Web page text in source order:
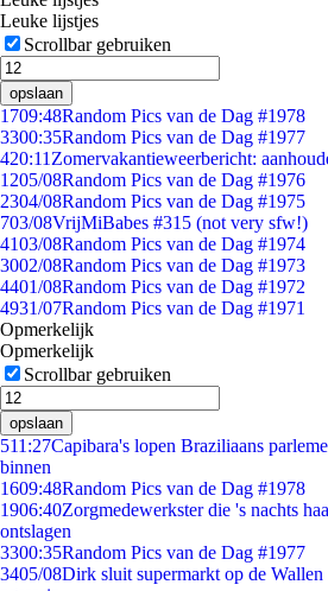
Leuke lijstjes
Scrollbar gebruiken
opslaan
1709:48Random Pics van de Dag #1978
3300:35Random Pics van de Dag #1977
420:11 Zomervakantieweerbericht:
1205/08Random Pics van de Dag #1976
2304/08Random Pics van de Dag #1975
703/08VrijMiBabes #315 (not very sfw!)
4103/08Random Pics van de Dag #1974
3002/08Random Pics van de Dag #1973
4401/08Random Pics van de Dag #1972
4931/07Random Pics van de Dag #1971
Opmerkelijk
Opmerkelijk
Scrollbar gebruiken
opslaan
511:27Capibara's lopen Braziliaans
binnen
1609:48Random Pics van de Dag #1978
1906:40Zorgmedewerkster die 's nachts
ontslagen
3300:35Random Pics van de Dag #1977
3405/08Dirk sluit supermarkt op de